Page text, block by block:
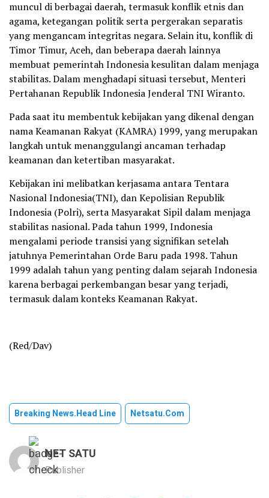
muncul di berbagai daerah, termasuk konflik etnis dan
agama, ketegangan politik serta pergerakan separatis
yang mengancam integritas negara. Selain itu, konflik di
Timor Timur, Aceh, dan beberapa daerah lainnya
membuat pemerintah Indonesia kesulitan dalam menjaga
stabilitas. Dalam menghadapi situasi tersebut, Menteri
Pertahanan Republik Indonesia Jenderal TNI Wiranto.
Pada saat itu membentuk kebijakan yang dikenal dengan
nama Keamanan Rakyat (KAMRA) 1999, yang merupakan
langkah untuk menanggulangi ancaman terhadap
keamanan dan ketertiban masyarakat.
Kebijakan ini melibatkan kerjasama antara Tentara
Nasional Indonesia(TNI), dan Kepolisian Republik
Indonesia (Polri), serta Masyarakat Sipil dalam menjaga
stabilitas nasional. Pada tahun 1999, Indonesia
mengalami periode transisi yang signifikan setelah
jatuhnya Pemerintahan Orde Baru pada 1998. Tahun
1999 adalah tahun yang penting dalam sejarah Indonesia
karena berbagai perkembangan besar yang terjadi,
termasuk dalam konteks Keamanan Rakyat.
(Red/Dav)
Breaking News.head Line Netsatu.com
NET SATU
Publisher